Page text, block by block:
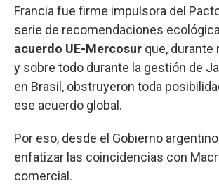
Francia fue firme impulsora del
serie de recomendaciones
acuerdo UE-Mercosur que, durante
y sobre todo durante la gestión de
en Brasil, obstruyeron toda
ese acuerdo global.
Por eso, desde el Gobierno
enfatizar las coincidencias con
comercial.